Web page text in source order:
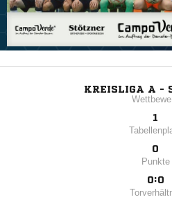
KREISLIGA A -
1
0
Punkte
0:0